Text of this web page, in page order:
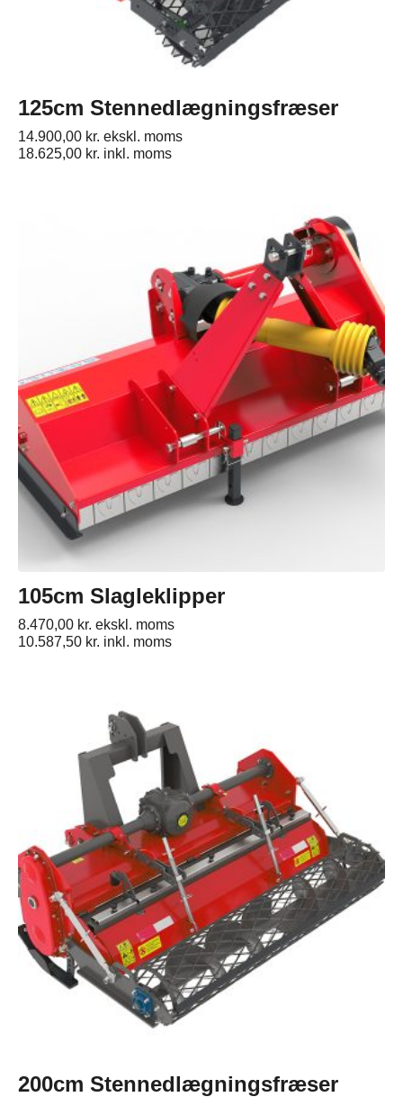
125cm Stennedlægningsfræser
14.900,00 kr. ekskl. moms
18.625,00 kr. inkl. moms
105cm Slagleklipper
8.470,00 kr. ekskl. moms
10.587,50 kr. inkl. moms
200cm Stennedlægningsfræser